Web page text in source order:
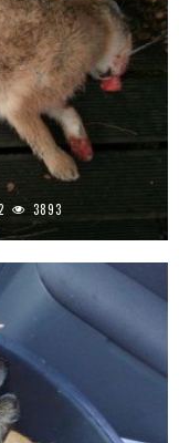
3893